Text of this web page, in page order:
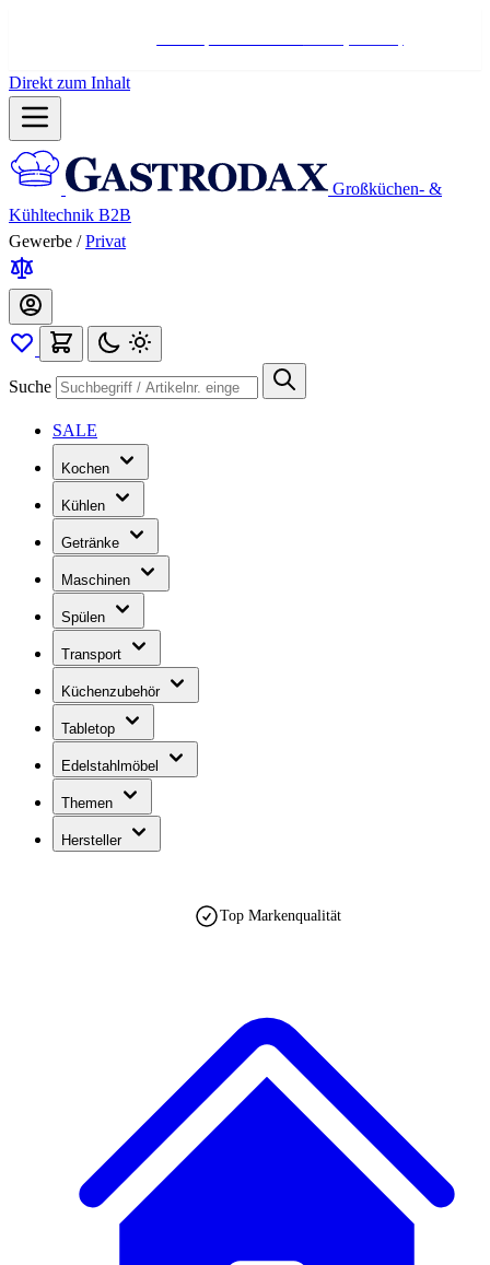
Direkt zum Inhalt
Großküchen- &
Kühltechnik B2B
Gewerbe / Privat
Suche
SALE
Kochen
Kühlen
Getränke
Maschinen
Spülen
Transport
Küchenzubehör
Tabletop
Edelstahlmöbel
Themen
Hersteller
Top Markenqualität